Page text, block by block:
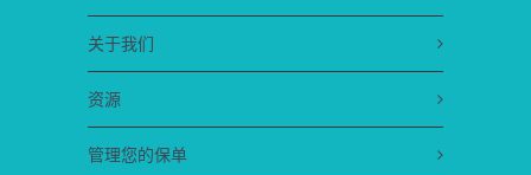
关于我们
资源
管理您的保单